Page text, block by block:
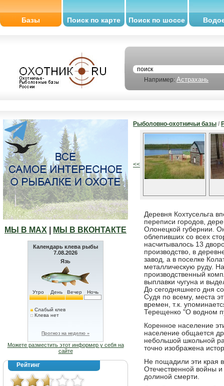
Базы Поиск по карте Поиск по шоссе
Например: Астрахань
МЫ В МАХ МЫ В ВКОНТАКТЕ
Календарь клева рыбы
7.08.2026
Язь
Утро День Вечер Ночь
Слабый клев
Клева нет
Прогноз на неделю »
Можете разместить этот информер у себя на
сайте
Рейтинг
Рыболовно-охотничьи базы /
<<
Деревня Кохтусельга
переписи городов,
Олонецкой губернии.
облепивших со всех
насчитывалось 13
производство, в
завод, а в поселке
металлическую руду.
производственный
выплавки чугуна и
До сегодняшнего дня
Судя по всему, места
времен, т.к.
Терещенко "О водном
Коренное население
население общается
небольшой школьной
точно изображена
Не пощадили эти края
Отечественной войны
долиной смерти.